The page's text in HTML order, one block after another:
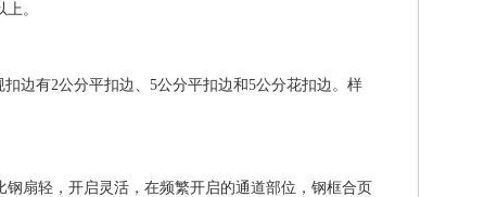
。
边有2公分平扣边、5公分平扣边和5公分花扣边。样
扇轻，开启灵活，在频繁开启的通道部位，钢框合页